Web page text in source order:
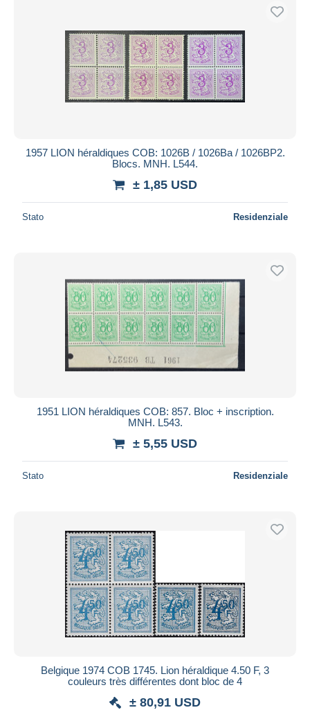
1957 LION héraldiques COB: 1026B / 1026Ba / 1026BP2.
Blocs. MNH. L544.
± 1,85 USD
Stato Residenziale
1951 LION héraldiques COB: 857. Bloc + inscription.
MNH. L543.
± 5,55 USD
Stato Residenziale
Belgique 1974 COB 1745. Lion héraldique 4.50 F, 3
couleurs très différentes dont bloc de 4
± 80,91 USD